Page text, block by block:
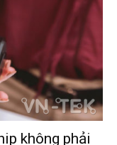
không phải